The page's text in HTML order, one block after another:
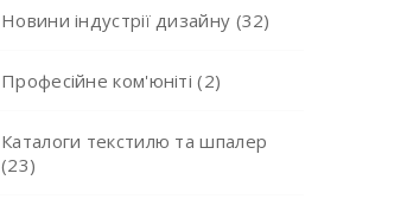
Новини індустрії дизайну (32)
Професійне ком'юніті (2)
Каталоги текстилю та шпалер
(23)